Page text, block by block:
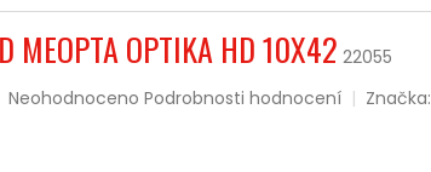
MEOPTA OPTIKA HD 10X42 22055
Průměrné
Neohodnoceno Podrobnosti hodnocení Značka: